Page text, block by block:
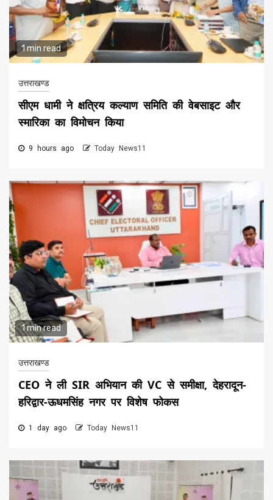
1 min read
उत्तराखण्ड
सीएम धामी ने क्षत्रिय कल्याण समिति की वेबसाइट और
स्मारिका का विमोचन किया
9 hours ago Today News11
1 min read
उत्तराखण्ड
CEO ने ली SIR अभियान की VC से समीक्षा, देहरादून-
हरिद्वार-ऊधमसिंह नगर पर विशेष फोकस
1 day ago Today News11